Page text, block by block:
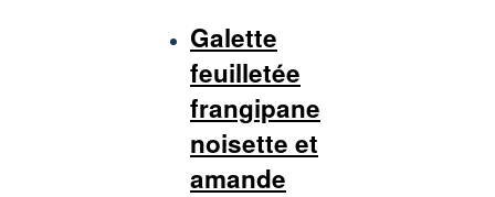
Galette
feuilletée
frangipane
noisette et
amande